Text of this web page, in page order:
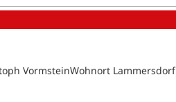
VormsteinWohnort Lammersdorf